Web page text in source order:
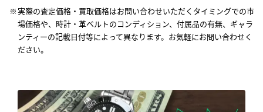
実際の査定価格・買取価格はお問い合わせいただくタイミングでの市
場価格や、時計・革ベルトのコンディション、付属品の有無、ギャラ
ンティーの記載日付等によって異なります。お気軽にお問い合わせく
ださい。